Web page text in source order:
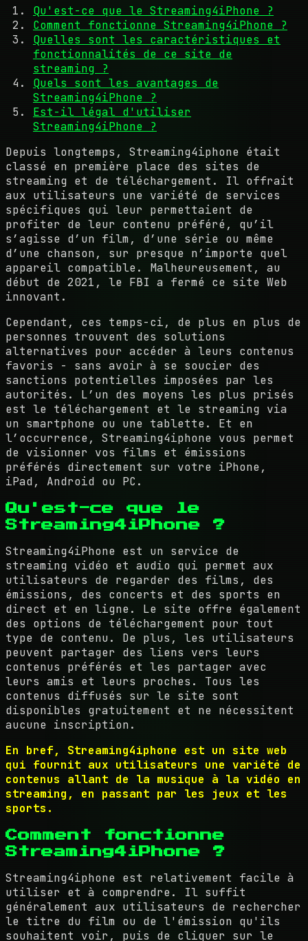
Qu'est-ce que le Streaming4iPhone ?
Comment fonctionne Streaming4iPhone ?
Quelles sont les caractéristiques et
fonctionnalités de ce site de
streaming ?
Quels sont les avantages de
Streaming4iPhone ?
Est-il légal d'utiliser
Streaming4iPhone ?
Depuis longtemps, Streaming4iphone était
classé en première place des sites de
streaming et de téléchargement. Il offrait
aux utilisateurs une variété de services
spécifiques qui leur permettaient de
profiter de leur contenu préféré, qu’il
s’agisse d’un film, d’une série ou même
d’une chanson, sur presque n’importe quel
appareil compatible. Malheureusement, au
début de 2021, le FBI a fermé ce site Web
innovant.
Cependant, ces temps-ci, de plus en plus de
personnes trouvent des solutions
alternatives pour accéder à leurs contenus
favoris - sans avoir à se soucier des
sanctions potentielles imposées par les
autorités. L’un des moyens les plus prisés
est le téléchargement et le streaming via
un smartphone ou une tablette. Et en
l’occurrence, Streaming4iphone vous permet
de visionner vos films et émissions
préférés directement sur votre iPhone,
iPad, Android ou PC.
Qu'est-ce que le
Streaming4iPhone ?
Streaming4iPhone est un service de
streaming vidéo et audio qui permet aux
utilisateurs de regarder des films, des
émissions, des concerts et des sports en
direct et en ligne. Le site offre également
des options de téléchargement pour tout
type de contenu. De plus, les utilisateurs
peuvent partager des liens vers leurs
contenus préférés et les partager avec
leurs amis et leurs proches. Tous les
contenus diffusés sur le site sont
disponibles gratuitement et ne nécessitent
aucune inscription.
En bref, Streaming4iphone est un site web
qui fournit aux utilisateurs une variété de
contenus allant de la musique à la vidéo en
streaming, en passant par les jeux et les
sports.
Comment fonctionne
Streaming4iPhone ?
Streaming4iphone est relativement facile à
utiliser et à comprendre. Il suffit
généralement aux utilisateurs de rechercher
le titre du film ou de l'émission qu'ils
souhaitent voir, puis de cliquer sur le